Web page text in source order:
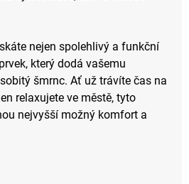
nejen spolehlivý a funkční
který dodá vašemu
šmrnc. Ať už trávíte čas na
relaxujete ve městě, tyto
nejvyšší možný komfort a